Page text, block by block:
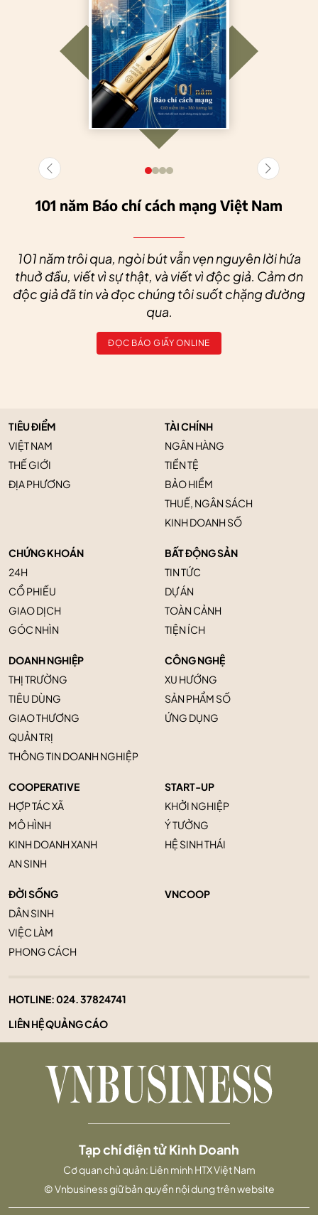
101 năm Báo chí cách mạng Việt Nam
101 năm trôi qua, ngòi bút vẫn vẹn nguyên lời hứa
thuở đầu, viết vì sự thật, và viết vì độc giả. Cảm ơn
độc giả đã tin và đọc chúng tôi suốt chặng đường
qua.
ĐỌC BÁO GIẤY ONLINE
TIÊU ĐIỂM
VIỆT NAM
THẾ GIỚI
ĐỊA PHƯƠNG
TÀI CHÍNH
NGÂN HÀNG
TIỀN TỆ
BẢO HIỂM
THUẾ, NGÂN SÁCH
KINH DOANH SỐ
CHỨNG KHOÁN
24H
CỔ PHIẾU
GIAO DỊCH
GÓC NHÌN
BẤT ĐỘNG SẢN
TIN TỨC
DỰ ÁN
TOÀN CẢNH
TIỆN ÍCH
DOANH NGHIỆP
THỊ TRƯỜNG
TIÊU DÙNG
GIAO THƯƠNG
QUẢN TRỊ
THÔNG TIN DOANH NGHIỆP
CÔNG NGHỆ
XU HƯỚNG
SẢN PHẨM SỐ
ỨNG DỤNG
COOPERATIVE
HỢP TÁC XÃ
MÔ HÌNH
KINH DOANH XANH
AN SINH
START-UP
KHỞI NGHIỆP
Ý TƯỞNG
HỆ SINH THÁI
ĐỜI SỐNG
DÂN SINH
VIỆC LÀM
PHONG CÁCH
VNCOOP
HOTLINE:024. 37824741
LIÊN HỆ QUẢNG CÁO
Tạp chí điện tử Kinh Doanh
Cơ quan chủ quản: Liên minh HTX Việt Nam
© Vnbusiness giữ bản quyền nội dung trên website